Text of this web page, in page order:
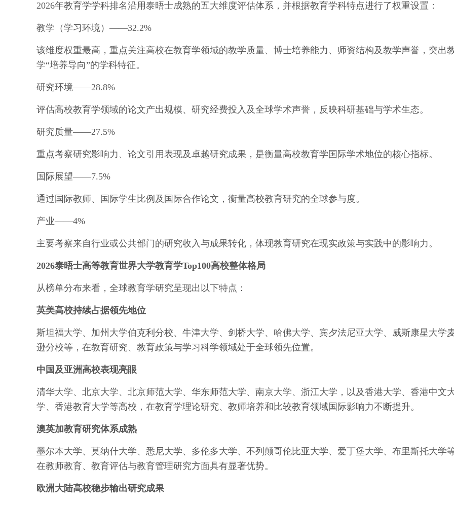
2026年教育学学科排名沿用泰晤士成熟的五大维度评估体系，并根据教育学科特点进行了权重设置：
教学（学习环境）——32.2%
该维度权重最高，重点关注高校在教育学领域的教学质量、博士培养能力、师资结构及教学声誉，突出
学“培养导向”的学科特征。
研究环境——28.8%
评估高校教育学领域的论文产出规模、研究经费投入及全球学术声誉，反映科研基础与学术生态。
研究质量——27.5%
重点考察研究影响力、论文引用表现及卓越研究成果，是衡量高校教育学国际学术地位的核心指标。
国际展望——7.5%
通过国际教师、国际学生比例及国际合作论文，衡量高校教育研究的全球参与度。
产业——4%
主要考察来自行业或公共部门的研究收入与成果转化，体现教育研究在现实政策与实践中的影响力。
2026泰晤士高等教育世界大学教育学Top100高校整体格局
从榜单分布来看，全球教育学研究呈现出以下特点：
英美高校持续占据领先地位
斯坦福大学、加州大学伯克利分校、牛津大学、剑桥大学、哈佛大学、宾夕法尼亚大学、威斯康星大学
逊分校等，在教育研究、教育政策与学习科学领域处于全球领先位置。
中国及亚洲高校表现亮眼
清华大学、北京大学、北京师范大学、华东师范大学、南京大学、浙江大学，以及香港大学、香港中文
学、香港教育大学等高校，在教育学理论研究、教师培养和比较教育领域国际影响力不断提升。
澳英加教育研究体系成熟
墨尔本大学、莫纳什大学、悉尼大学、多伦多大学、不列颠哥伦比亚大学、爱丁堡大学、布里斯托大学
在教师教育、教育评估与教育管理研究方面具有显著优势。
欧洲大陆高校稳步输出研究成果